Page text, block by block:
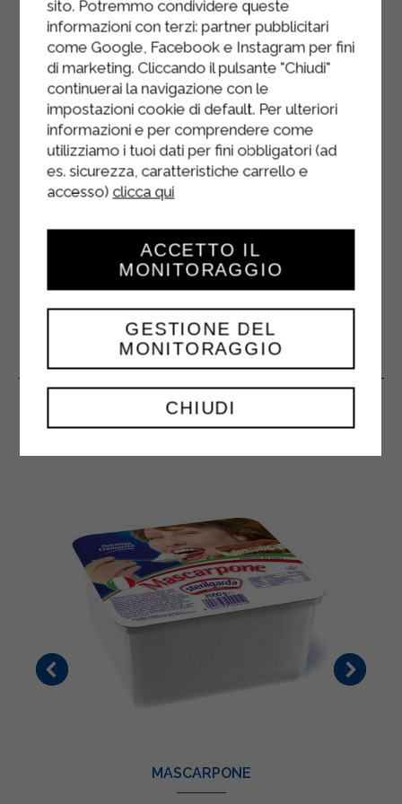
TARTELLETTA
CROCCANTE AL
MASCARPONE E PERA
CARAMELLATA
DESSERT
Imburrare leggermente le formine da
tartelletta utilizzando burro senza
lattosio. Miscelare nel mixer la farina 00,
Prodotti Correlati
MASCARPONE
sito. Potremmo condividere queste
informazioni con terzi: partner pubblicitari
come Google, Facebook e Instagram per fini
di marketing. Cliccando il pulsante "Chiudi"
continuerai la navigazione con le
impostazioni cookie di default. Per ulteriori
informazioni e per comprendere come
utilizziamo i tuoi dati per fini obbligatori (ad
es. sicurezza, caratteristiche carrello e
accesso) clicca qui
CHIUDI
GESTIONE DEL
MONITORAGGIO
ACCETTO IL
MONITORAGGIO